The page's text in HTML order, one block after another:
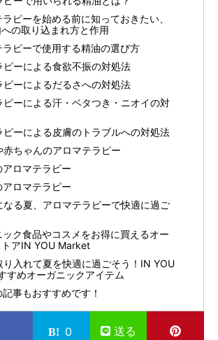
ピーを始める前に知っておきたい、
の取り込まれ方と作用
ラピーで使用する精油の選び方
ーによる食欲不振の対処法
ーによるだるさへの対処法
ーによる汗・ベタつき・ニオイの対
ーによる皮膚のトラブルへの対処法
ちゃんのアロマテラピー
アロマテラピー
アロマテラピー
る夏、アロマテラピーで快適に過ご
ック食品やコスメをお得に買えるオー
アIN YOU Market
入れて夏を快適に過ごそう！IN YOU
すめオーガニックアイテム
事もおすすめです！
0 送る